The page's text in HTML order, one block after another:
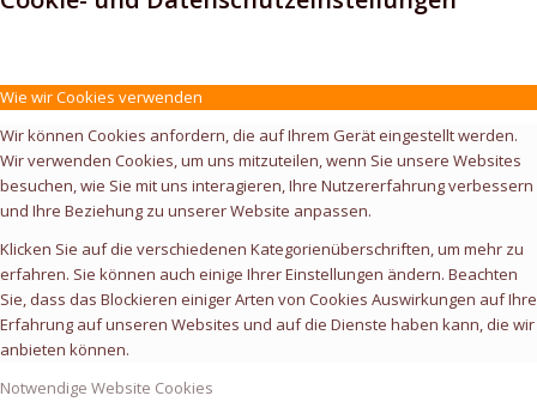
Wie wir Cookies verwenden
Wir können Cookies anfordern, die auf Ihrem Gerät eingestellt werden.
Wir verwenden Cookies, um uns mitzuteilen, wenn Sie unsere Websites
besuchen, wie Sie mit uns interagieren, Ihre Nutzererfahrung verbessern
und Ihre Beziehung zu unserer Website anpassen.
Klicken Sie auf die verschiedenen Kategorienüberschriften, um mehr zu
erfahren. Sie können auch einige Ihrer Einstellungen ändern. Beachten
Sie, dass das Blockieren einiger Arten von Cookies Auswirkungen auf Ihre
Erfahrung auf unseren Websites und auf die Dienste haben kann, die wir
anbieten können.
Notwendige Website Cookies